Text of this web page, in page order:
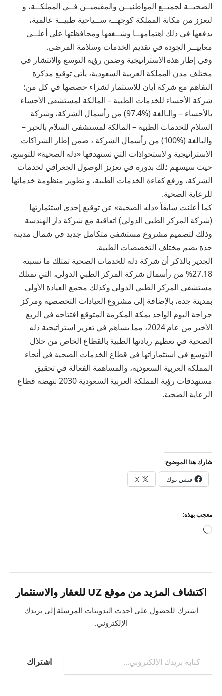
الصحيــة لجميــع المواطنيــن والمقيميــن فــي المملكــة، و
لتعزز من مكانة المملكة كوجهــة ســياحية طبيــة عالمية،
يدفعها في ذلك اهتمامهــا وشــغفها ومحافظتها على أعلــى
معاييــر الجودة في تقديم الخدمات وسلامة المرضى.
وفي إطار هذه الاستراتيجية وضمن رؤية التوسع والانتشار في
مختلف مدن المملكة العربية السعودية، يأتي توقيع مذكرة
التفاهم مع شركة أيان للاستثمار لشراء حصصها في كل من؛
شركة الأحساء للخدمات الطبية – المالكة لمستشفى الأحساء
بالأحساء – والبالغة (%97.4) من رأسمال الشركة، وشركة
السلام للخدمات الطبية – المالكة لمستشفى السلام بالخبر –
والبالغة (%100) من رأسمال الشركة ، ضمن إطار الشراكات
الاستراتيجية والاستحواذات التي تستهدفها «دله الصحية» للتوسع،
حيث سيسهم ذلك بدوره في تعزيز الوصول الجغرافي لخدمات
الشركة، ورفع كفاءة الخدمات الطبية، و تطوير منظومة خدماتها
للرعاية الصحية.
كما أعلنت سابقاً «دله الصحية» عن توقيع إحدى استثمارتها
(شركة المركز الطبي الدولي) اتفاقية مع شركة دار الهندسة
وذلك لتصميم مشروع مستشفى متكامل جديد في شمال مدينة
جدة يضم مختلف التخصصات الطبية.
الجدير بالذكر أن شركة دله للخدمات الصحية تمتلك ما نسبته
27.18% من رأسمال شركة المركز الطبي الدولي، التي تمتلك
مستشفى المركز الطبي الدولي وكذلك مجمع العيادة الأولى
بمدينة جدة، بالإضافة إلى مشروع العيادات التخصصية ومركز
جراحة اليوم الواحد بمكة المكرمة المتوقع افتتاحه في الربع
الأخير من عام 2024، مما يساهم في تعزيز استراتيجية دله
الصحية في تعظيم ريادتها الطبية بالقطاع الخاص من خلال
التوسع في استثماراتها في قطاع الخدمات الصحية في أنحاء
المملكة العربية السعودية، والمساهمة الفعالة في تحقيق
مستهدفات رؤية المملكة العربية السعودية 2030 لنهضة قطاع
الرعاية الصحية.
شارك هذا الموضوع:
فيس بوك X
معجب بهذه:
جاري
اكتشاف المزيد من موقع UZ للعقار والاستثمار
اشترك للحصول على أحدث التدوينات المرسلة إلى بريدك
الإلكتروني.
كتابة بريدك الإلكتروني...
اشتراك